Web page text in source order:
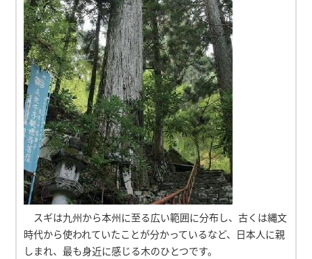
スギは九州から本州に至る広い範囲に分布し、古くは縄文
時代から使われていたことが分かっているなど、日本人に親
しまれ、最も身近に感じる木のひとつです。